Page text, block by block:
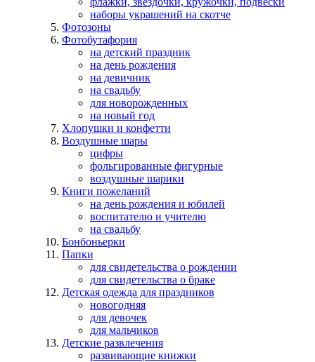
наборы украшений на скотче
Фотозоны
Фотобутафория
на детский праздник
на день рождения
на девичник
на свадьбу
для новорожденных
на новый год
Хлопушки и конфетти
Воздушные шары
цифры
фольгированные фигурные
воздушные шарики
Книги пожеланий
на день рождения и юбилей
воспитателю и учителю
на свадьбу
Бонбоньерки
Папки
для свидетельства о рождении
для свидетельства о браке
Детская одежда для праздников
новогодняя
для девочек
для мальчиков
Детские развлечения
развивающие книжки